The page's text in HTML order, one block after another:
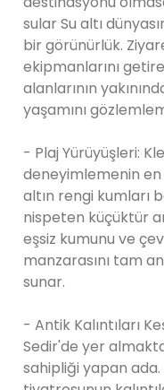
sular Su altı
bir görünürlük.
ekipmanlarını
alanlarının
yaşamını
- Plaj Yürüyüşleri:
deneyimlemenin en
altın rengi kumları
nispeten küçüktür
eşsiz kumunu ve
manzarasını tam
sunar.
- Antik Kalıntıları
Sedir'de yer
sahipliği yapan